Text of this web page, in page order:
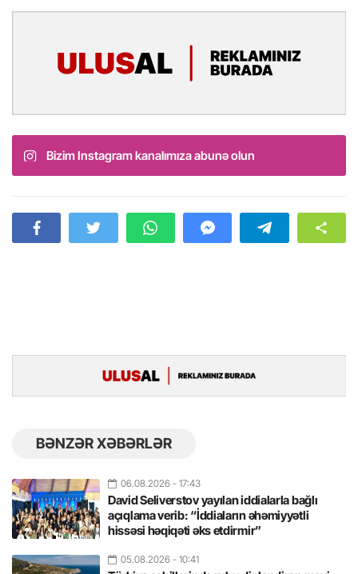
Bizim Instagram kanalımıza abunə olun
BƏNZƏR XƏBƏRLƏR
06.08.2026 - 17:43
David Seliverstov yayılan iddialarla bağlı
açıqlama verib: “İddiaların əhəmiyyətli
hissəsi həqiqəti əks etdirmir”
05.08.2026 - 10:41